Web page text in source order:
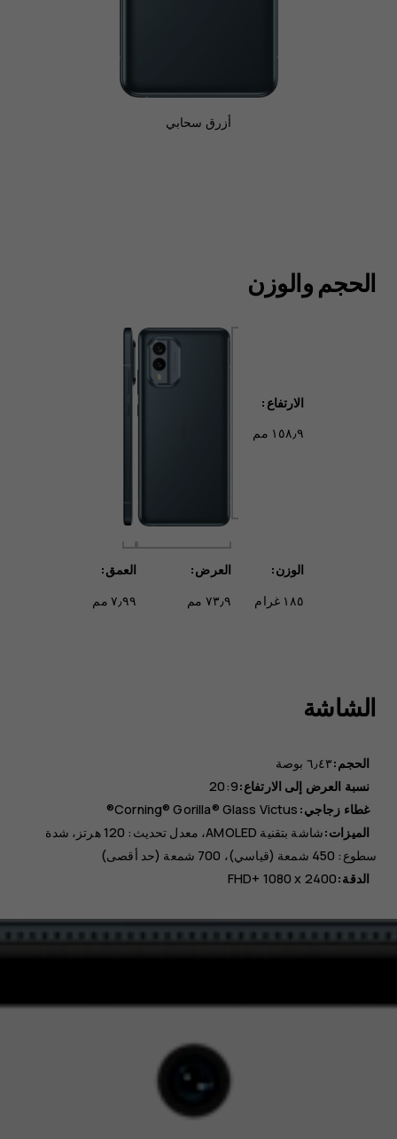
أزرق سحابي
الحجم والوزن
الارتفاع:
١٥٨٫٩ مم
الوزن:
١٨٥ غرام
العرض:
٧٣٫٩ مم
العمق:
٧٫٩٩ مم
الشاشة
الحجم:٦٫٤٣ بوصة
نسبة العرض إلى الارتفاع:20:9
غطاء زجاجي: Corning® Gorilla® Glass Victus®
الميزات:
شاشة بتقنية AMOLED، معدل تحديث: 120 هرتز، شدة
سطوع: 450 شمعة (قياسي)، 700 شمعة (حد أقصى)
الدقة:FHD+ 1080 x 2400